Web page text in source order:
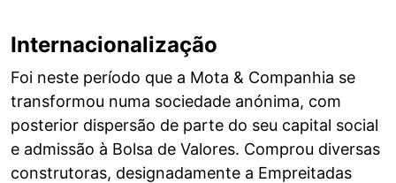
Internacionalização
Foi neste período que a Mota & Companhia se
transformou numa sociedade anónima, com
posterior dispersão de parte do seu capital social
e admissão à Bolsa de Valores. Comprou diversas
construtoras, designadamente a Empreitadas